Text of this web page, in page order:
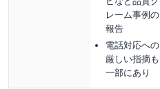
レーム事例の
報告
電話対応への
厳しい指摘も
一部にあり